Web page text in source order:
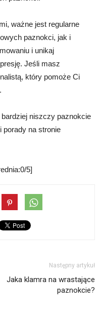
ważne jest regularne
paznokci, jak i
i unikaj
Jeśli masz
który pomoże Ci
bardziej niszczy paznokcie
porady na stronie
5]
Następny artykuł
Jaka klamra na wrastające
paznokcie?